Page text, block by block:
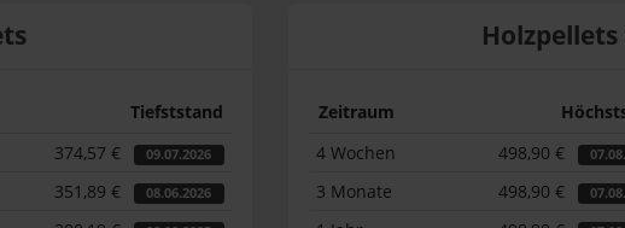
Tiefststand
374,57 € 09.07.2026
351,89 € 08.06.2026
Zeitraum
4 Wochen
498,90 €
3 Monate 498,90 €